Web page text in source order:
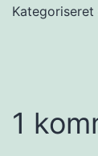
Kategoriseret
1